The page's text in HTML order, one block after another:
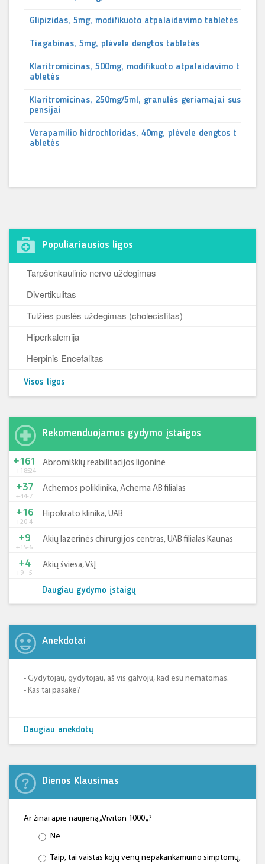
Glipizidas, 5mg, modifikuoto atpalaidavimo tabletės
Tiagabinas, 5mg, plėvele dengtos tabletės
Klaritromicinas, 500mg, modifikuoto atpalaidavimo t
abletės
Klaritromicinas, 250mg/5ml, granulės geriamajai sus
pensijai
Verapamilio hidrochloridas, 40mg, plėvele dengtos t
abletės
Populiariausios ligos
Tarpšonkaulinio nervo uždegimas
Divertikulitas
Tulžies puslės uždegimas (cholecistitas)
Hiperkalemija
Herpinis Encefalitas
Visos ligos
Rekomenduojamos gydymo įstaigos
+185-24
+161 Abromiškių reabilitacijos ligoninė
+44-7
+37 Achemos poliklinika, Achema AB filialas
+20-4
+16 Hipokrato klinika, UAB
+15-6
+9 Akių lazerinės chirurgijos centras, UAB filialas Kaunas
+9 -5
+4 Akių šviesa, VšĮ
Daugiau gydymo įstaigų
Anekdotai
- Gydytojau, gydytojau, aš vis galvoju, kad esu nematomas.
- Kas tai pasakė?
Daugiau anekdotų
Dienos Klausimas
Ar žinai apie naujieną „Viviton 1000 „?
Ne
Taip, tai vaistas kojų venų nepakankamumo simptomų,